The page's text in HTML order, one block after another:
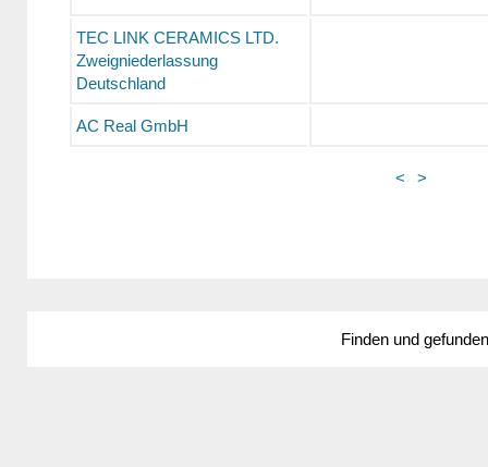
TEC LINK CERAMICS LTD.
Zweigniederlassung
Deutschland
AC Real GmbH
< >
Finden und